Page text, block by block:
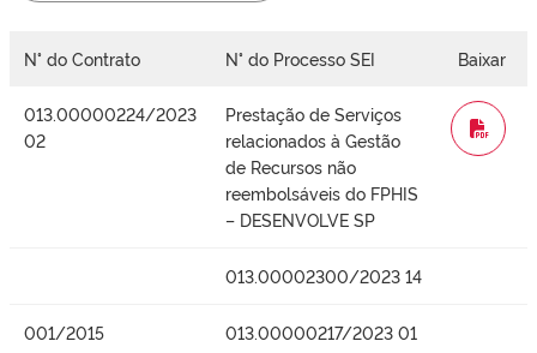
N° do Contrato N° do Processo SEI Baixar
013.00000224/2023
02
Prestação de Serviços
relacionados à Gestão
de Recursos não
reembolsáveis do FPHIS
– DESENVOLVE SP
WORD
013.00002300/2023 14
001/2015 013.00000217/2023 01